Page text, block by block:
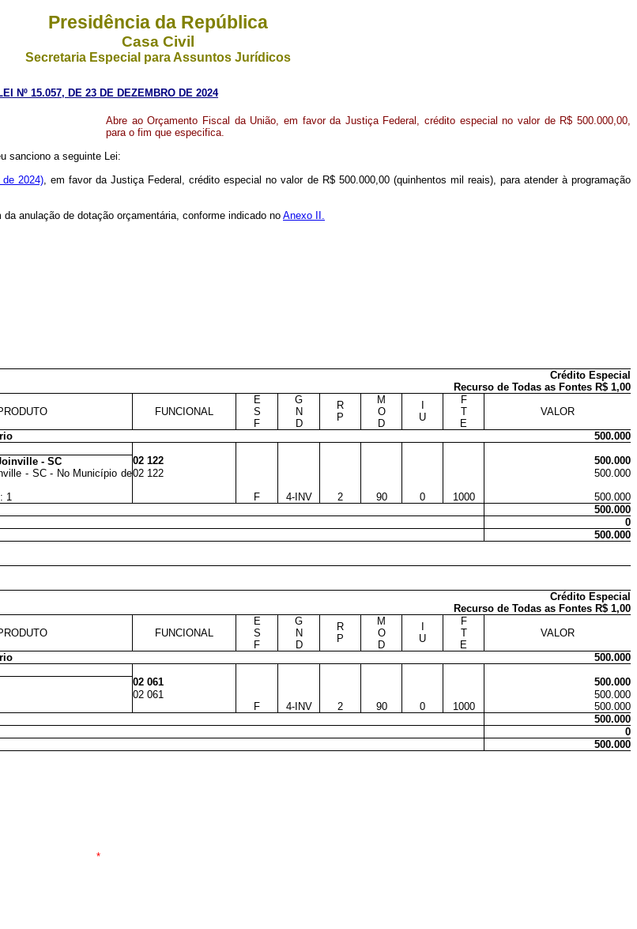
Presidência da República
Casa Civil
Secretaria Especial para Assuntos Jurídicos
Nº 15.057, DE 23 DE DEZEMBRO DE 2024
Abre ao Orçamento Fiscal da União, em favor da Justiça Federal, crédito especial no valor de R$ 500.000,00,
para o fim que especifica.
sanciono a seguinte Lei:
2024), em favor da Justiça Federal, crédito especial no valor de R$ 500.000,00 (quinhentos mil reais), para atender à programação
anulação de dotação orçamentária, conforme indicado no Anexo II.
Crédito Especial
Recurso de Todas as Fontes R$ 1,00
FUNCIONAL
E
S
F
G
N
D
R
P
M
O
D
U
F
T
E
VALOR
500.000
- SC 02 122
500.000
- SC - No Município de02 122
500.000
1
F 4-INV 2 90 0 1000
500.000
500.000
0
500.000
Crédito Especial
Recurso de Todas as Fontes R$ 1,00
FUNCIONAL
E
S
F
G
N
D
R
P
M
O
D
U
F
T
E
VALOR
500.000
02 061
500.000
02 061
500.000
F
4-INV 2 90 0 1000
500.000
500.000
0
500.000
*